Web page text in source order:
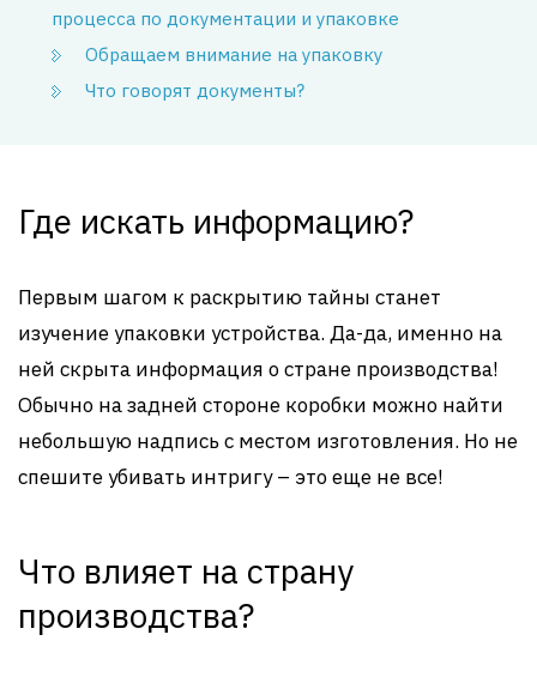
процесса по документации и упаковке
Обращаем внимание на упаковку
Что говорят документы?
Где искать информацию?
Первым шагом к раскрытию тайны станет
изучение упаковки устройства. Да-да, именно на
ней скрыта информация о стране производства!
Обычно на задней стороне коробки можно найти
небольшую надпись с местом изготовления. Но не
спешите убивать интригу – это еще не все!
Что влияет на страну
производства?